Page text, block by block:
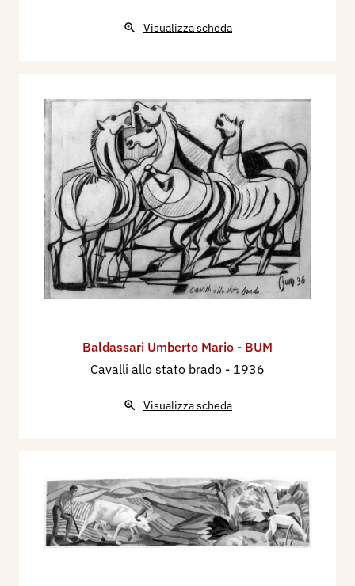
Visualizza scheda
Baldassari Umberto Mario - BUM
Cavalli allo stato brado - 1936
Visualizza scheda